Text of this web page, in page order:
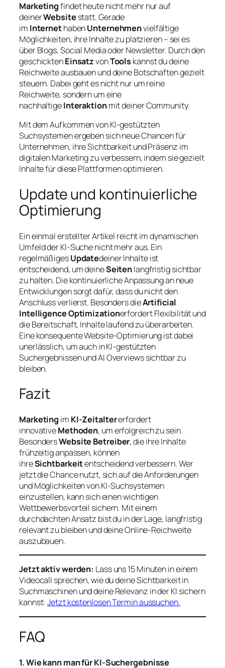
Marketingfindet heute nicht mehr nur auf
deinerWebsite statt. Gerade
im InternethabenUnternehmenvielfältige
Möglichkeiten, ihre Inhalte zu platzieren – sei es
über Blogs, Social Media oder Newsletter. Durch den
geschicktenEinsatzvonTools kannst du deine
Reichweite ausbauen und deine Botschaften gezielt
steuern. Dabei geht es nicht nur um reine
Reichweite, sondern um eine
nachhaltigeInteraktionmit deiner Community.
Mit dem Aufkommen von KI-gestützten
Suchsystemen ergeben sich neue Chancen für
Unternehmen, ihre Sichtbarkeit und Präsenz im
digitalen Marketing zu verbessern, indem sie gezielt
Inhalte für diese Plattformen optimieren.
Update und kontinuierliche
Optimierung
Ein einmal erstellter Artikel reicht im dynamischen
Umfeld der KI-Suche nicht mehr aus. Ein
regelmäßigesUpdatedeiner Inhalte ist
entscheidend, um deineSeitenlangfristig sichtbar
zu halten. Die kontinuierliche Anpassung an neue
Entwicklungen sorgt dafür, dass du nicht den
Anschluss verlierst. Besonders dieArtificial
Intelligence Optimizationerfordert Flexibilität und
die Bereitschaft, Inhalte laufend zu überarbeiten.
Eine konsequente Website-Optimierung ist dabei
unerlässlich, um auch in KI-gestützten
Suchergebnissen und AI Overviews sichtbar zu
bleiben.
Fazit
Marketing im KI-Zeitaltererfordert
innovativeMethoden, um erfolgreich zu sein.
BesondersWebsite Betreiber, die ihre Inhalte
frühzeitig anpassen, können
ihreSichtbarkeitentscheidend verbessern. Wer
jetzt die Chance nutzt, sich auf die Anforderungen
und Möglichkeiten von KI-Suchsystemen
einzustellen, kann sich einen wichtigen
Wettbewerbsvorteil sichern. Mit einem
durchdachten Ansatz bist du in der Lage, langfristig
relevant zu bleiben und deine Online-Reichweite
auszubauen.
Jetzt aktiv werden: Lass uns 15 Minuten in einem
Videocall sprechen, wie du deine Sichtbarkeit in
Suchmaschinen und deine Relevanz in der KI sichern
kannst:Jetzt kostenlosen Termin aussuchen.
FAQ
1. Wie kann man für KI-Suchergebnisse